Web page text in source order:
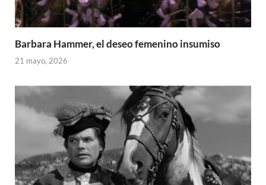
Barbara Hammer, el deseo femenino insumiso
21 mayo, 2026